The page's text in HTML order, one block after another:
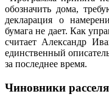
обозначить дома,
декларация о
бумага не дает. Как
считает Александр
единственный
за последнее время.
Чиновники